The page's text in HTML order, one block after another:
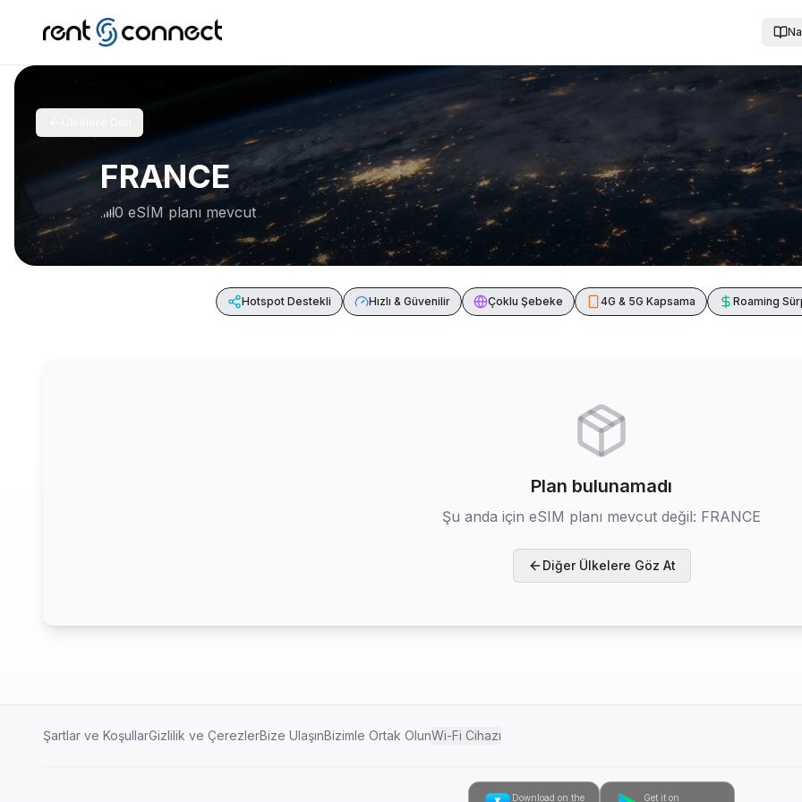
FRANCE
0 eSIM planı mevcut
Hotspot Destekli Hızlı & Güvenilir Çoklu Şebeke 4G & 5G Kapsama Roaming
Plan bulunamadı
Şu anda için eSIM planı mevcut değil: FRANCE
Diğer Ülkelere Göz At
Şartlar ve KoşullarGizlilik ve ÇerezlerBize UlaşınBizimle Ortak OlunWi-Fi Cihazı
Download on the Get it on